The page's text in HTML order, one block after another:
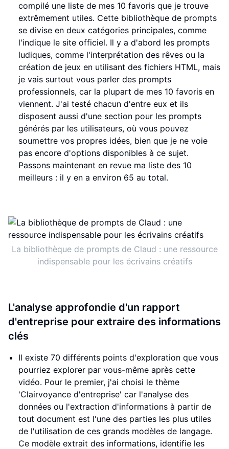
compilé une liste de mes 10 favoris que je trouve
extrêmement utiles. Cette bibliothèque de prompts
se divise en deux catégories principales, comme
l'indique le site officiel. Il y a d'abord les prompts
ludiques, comme l'interprétation des rêves ou la
création de jeux en utilisant des fichiers HTML, mais
je vais surtout vous parler des prompts
professionnels, car la plupart de mes 10 favoris en
viennent. J'ai testé chacun d'entre eux et ils
disposent aussi d'une section pour les prompts
générés par les utilisateurs, où vous pouvez
soumettre vos propres idées, bien que je ne voie
pas encore d'options disponibles à ce sujet.
Passons maintenant en revue ma liste des 10
meilleurs : il y en a environ 65 au total.
La bibliothèque de prompts de Claud : une ressource
indispensable pour les écrivains créatifs
L'analyse approfondie d'un rapport
d'entreprise pour extraire des informations
clés
Il existe 70 différents points d'exploration que vous
pourriez explorer par vous-même après cette
vidéo. Pour le premier, j'ai choisi le thème
'Clairvoyance d'entreprise' car l'analyse des
données ou l'extraction d'informations à partir de
tout document est l'une des parties les plus utiles
de l'utilisation de ces grands modèles de langage.
Ce modèle extrait des informations, identifie les